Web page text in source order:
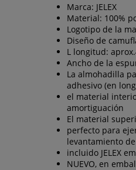
Marca: JELEX
Material: 100%
Logotipo de la
Diseño de
L longitud:
Ancho de la
La almohadilla
adhesivo (en
el material
amortiguación
El material
perfecto para
levantamiento
incluido JELEX
NUEVO, en